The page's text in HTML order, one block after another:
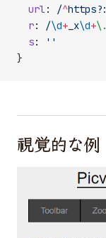
  url
: /^https?:
  r
: /\d+ _x\d+\.
  s
:
''
}
視覚的な例